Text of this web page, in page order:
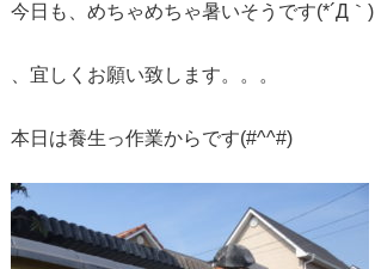
今日も、めちゃめちゃ暑いそうです(*´Д｀)
、宜しくお願い致します。。。
本日は養生っ作業からです(#^^#)